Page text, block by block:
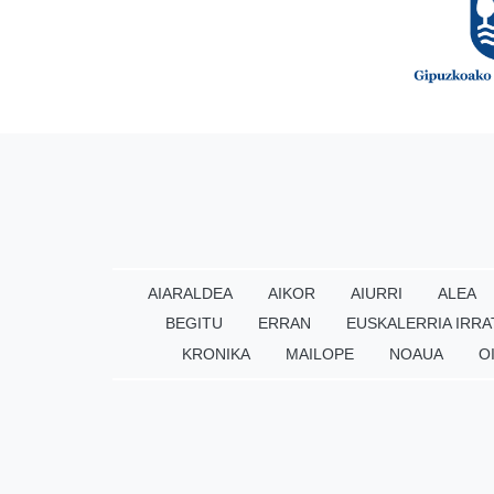
AIARALDEA AIKOR AIURRI ALEA
BEGITU
ERRAN EUSKALERRIA
KRONIKA
MAILOPE NOAUA